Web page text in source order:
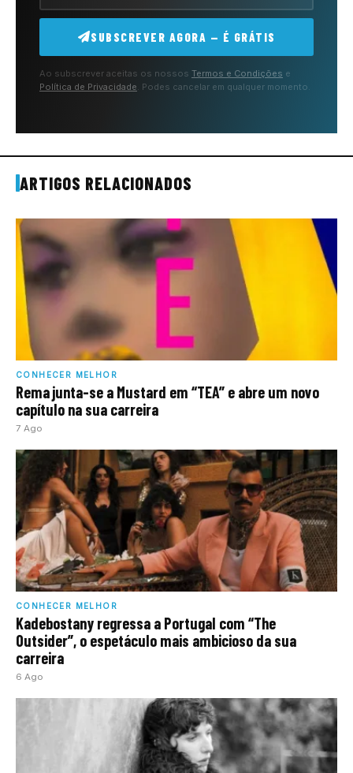
SUBSCREVER AGORA — É GRÁTIS
Ao subscrever aceitas os nossos Termos e Condições e
Política de Privacidade . Podes cancelar em qualquer momento.
ARTIGOS RELACIONADOS
CONHECER MELHOR
Rema junta-se a Mustard em “TEA” e abre um novo
capítulo na sua carreira
7 Ago
CONHECER MELHOR
Kadebostany regressa a Portugal com “The
Outsider”, o espetáculo mais ambicioso da sua
carreira
6 Ago